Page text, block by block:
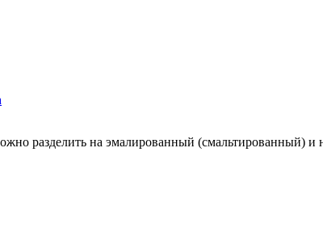
разделить на эмалированный (смальтированный)